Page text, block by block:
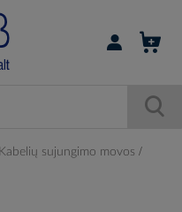
Prisijungti /
Kabelių sujungimo movos